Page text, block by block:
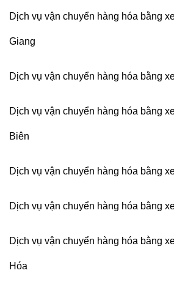
Dịch vụ vận chuyển hàng hóa bằng
Giang
Dịch vụ vận chuyển hàng hóa bằng
Dịch vụ vận chuyển hàng hóa bằng
Biên
Dịch vụ vận chuyển hàng hóa bằng
Dịch vụ vận chuyển hàng hóa bằng
Dịch vụ vận chuyển hàng hóa bằng
Hóa